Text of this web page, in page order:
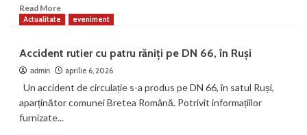
Read MoreRead
more
reținute
de
polițiștii
Petroșani
Actualitate eveniment
Accident rutier cu patru răniți pe DN 66, în Ruși
admin aprilie 6, 2026
Un accident de circulație s-a produs pe DN 66, în satul Ruși,
aparținător comunei Bretea Română. Potrivit informațiilor
furnizate...